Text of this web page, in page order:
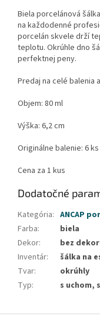
Biela porcelánová
na každodenné
porcelán skvele drží
teplotu. Okrúhle dno
perfektnej peny.
Predaj na celé balenia
Objem: 80 ml
Výška: 6,2 cm
Originálne balenie: 6 ks
Cena za 1 kus
Dodatočné
Kategória: ANCAP
Farba:
biela
Dekor:
bez
Inventár:
šálka na
Tvar:
okrúhly
Typ: s uchom,